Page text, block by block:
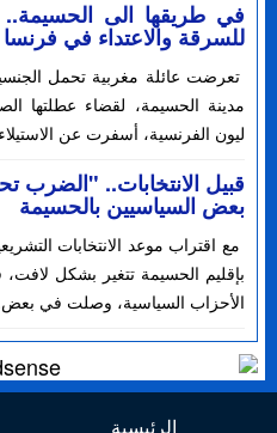
في طريقها الى الحسيمة..
للسرقة والاعتداء في فرنسا
تعرضت عائلة مغربية تحمل
مدينة الحسيمة، لقضاء عطلتها
ليون الفرنسية، أسفرت عن
قبيل الانتخابات..
بعض السياسيين بالحسيمة
مع اقتراب موعد الانتخابات
بإقليم الحسيمة تتغير بشكل
الأحزاب السياسية، وصلت في
الرئيسية